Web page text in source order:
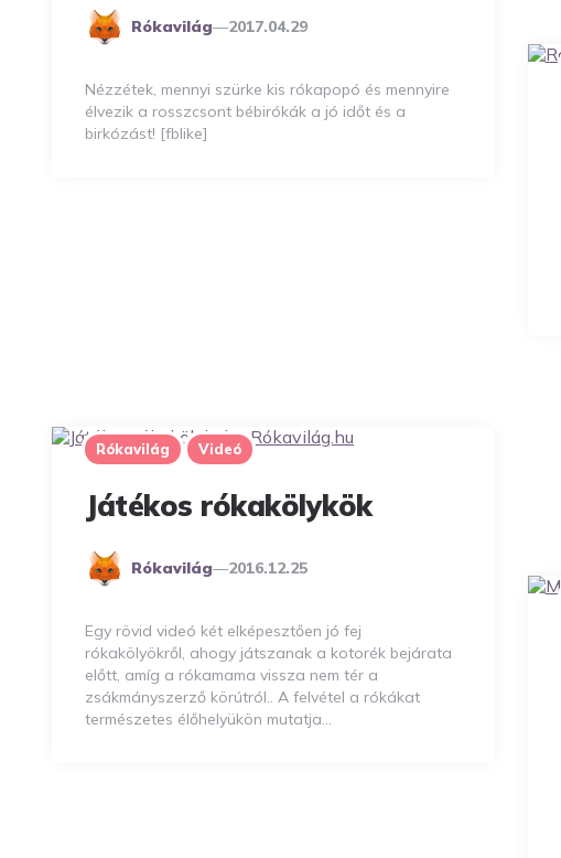
Posted
Rókavilág 2017.04.29
Nézzétek, mennyi szürke kis rókapopó és mennyire
élvezik a rosszcsont bébirókák a jó időt és a
birkózást! [fblike]
Rókavilág Videó
Játékos rókakölykök
Posted
Rókavilág 2016.12.25
Egy rövid videó két elképesztően jó fej
rókakölyökről, ahogy játszanak a kotorék bejárata
előtt, amíg a rókamama vissza nem tér a
zsákmányszerző körútról.. A felvétel a rókákat
természetes élőhelyükön mutatja…